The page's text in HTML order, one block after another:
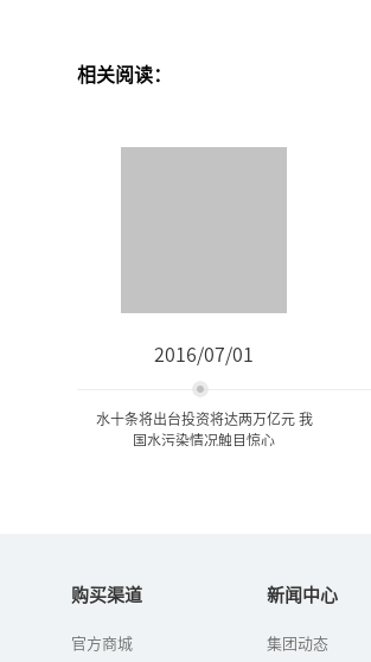
相关阅读：
2016/07/01
水十条将出台投资将达两万亿元 我
国水污染情况触目惊心
水十条”的《水污染防治
购买渠道
官方商城
新闻中心
集团动态